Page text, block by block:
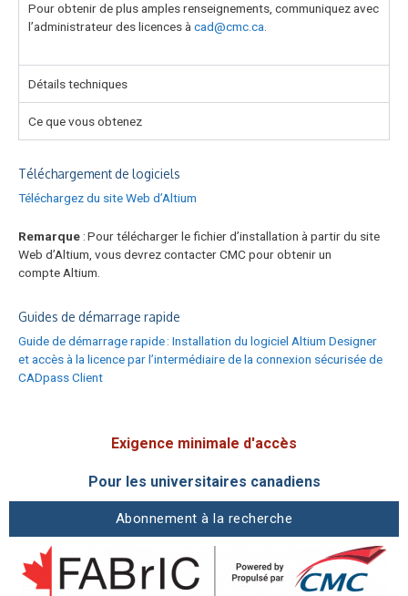
Pour obtenir de plus amples renseignements, communiquez avec
l’administrateur des licences àcad@cmc.ca.
Détails techniques
Ce que vous obtenez
Téléchargement de logiciels
Téléchargez du site Web d’Altium
Remarque : Pour télécharger le fichier d’installation à partir du site
Web d’Altium, vous devrez contacter CMC pour obtenir un
compte Altium.
Guides de démarrage rapide
Guide de démarrage rapide : Installation du logiciel Altium Designer
et accès à la licence par l’intermédiaire de la connexion sécurisée de
CADpass Client
Exigence minimale d'accès
Pour les universitaires canadiens
Abonnement à la recherche